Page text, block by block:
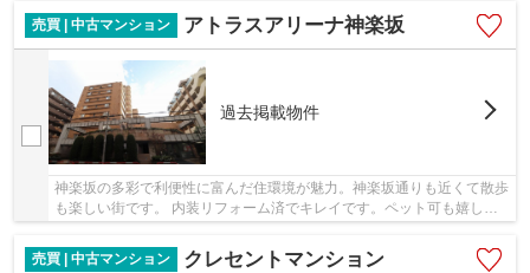
売買 | 中古マンション
アトラスアリーナ神楽坂
過去掲載物件
神楽坂の多彩で利便性に富んだ住環境が魅力。神楽坂通りも近くて散歩
も楽しい街です。 内装リフォーム済でキレイです。ペット可も嬉しい
売買 | 中古マンション
クレセントマンション